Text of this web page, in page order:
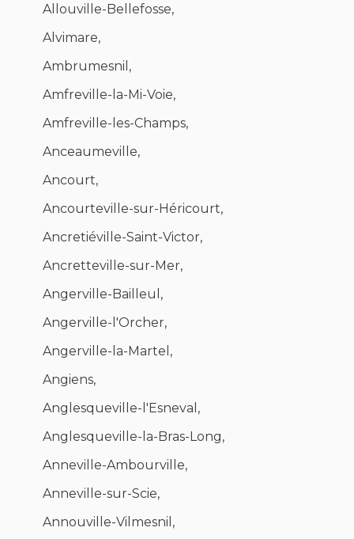
Allouville-Bellefosse,
Alvimare,
Ambrumesnil,
Amfreville-la-Mi-Voie,
Amfreville-les-Champs,
Anceaumeville,
Ancourt,
Ancourteville-sur-Héricourt,
Ancretiéville-Saint-Victor,
Ancretteville-sur-Mer,
Angerville-Bailleul,
Angerville-l'Orcher,
Angerville-la-Martel,
Angiens,
Anglesqueville-l'Esneval,
Anglesqueville-la-Bras-Long,
Anneville-Ambourville,
Anneville-sur-Scie,
Annouville-Vilmesnil,